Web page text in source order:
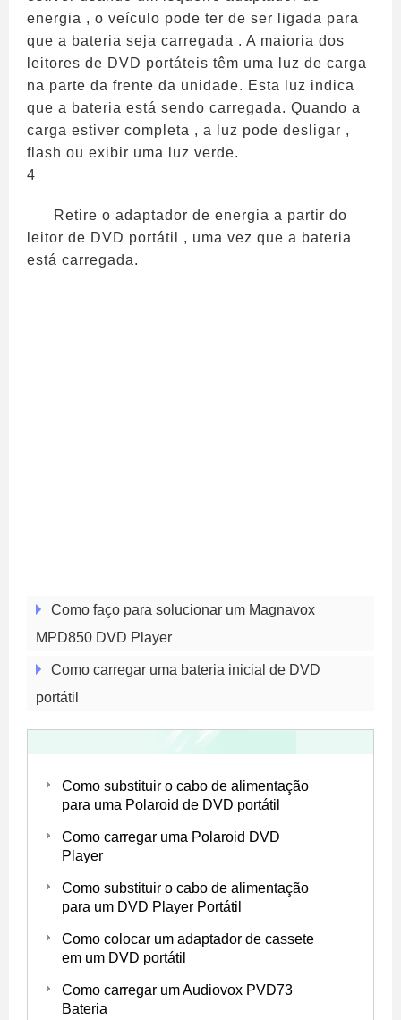
energia , o veículo pode ter de ser ligada para
que a bateria seja carregada . A maioria dos
leitores de DVD portáteis têm uma luz de carga
na parte da frente da unidade. Esta luz indica
que a bateria está sendo carregada. Quando a
carga estiver completa , a luz pode desligar ,
flash ou exibir uma luz verde.
4
Retire o adaptador de energia a partir do
leitor de DVD portátil , uma vez que a bateria
está carregada.
Como faço para solucionar um Magnavox
MPD850 DVD Player
Como carregar uma bateria inicial de DVD
portátil
Como substituir o cabo de alimentação
para uma Polaroid de DVD portátil
Como carregar uma Polaroid DVD
Player
Como substituir o cabo de alimentação
para um DVD Player Portátil
Como colocar um adaptador de cassete
em um DVD portátil
Como carregar um Audiovox PVD73
Bateria